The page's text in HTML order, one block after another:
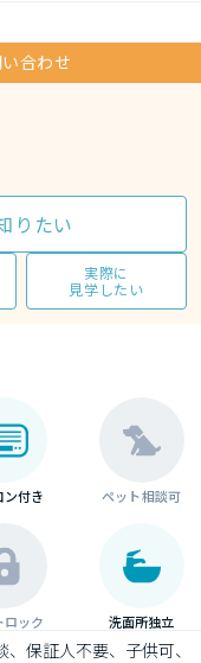
合わせ
りたい
実際に
見学したい
ン付き ペット相談可
ロック 洗面所独立
保証人不要、子供可、